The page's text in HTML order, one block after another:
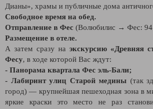
Дианы», храмы и публичные дома
Свободное время на обед.
Отправление в Фес (Волюбилис → Фес:
Размещение в отеле.
А затем сразу на экскурсию «Древняя
Фесу, в ходе которой Вас ждут:
- Панорама квартала Фес эль-Бали;
- Лабиринт улиц Старой медины (так
город) — крупнейшая пешеходная зона в
яркие краски это место не раз